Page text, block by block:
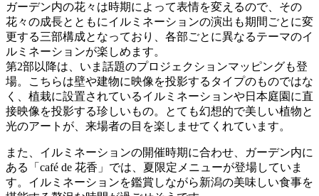
ガーデン内の花々は時期によって表情を変えるので、その
花々の成長とともにイルミネーションの演出も期間ごとに変
更する三部構成となっており、各部ごとに異なるテーマのイ
ルミネーションが楽しめます。
第2部以降は、いま話題のプロジェクションマッピングも登
場。こちらは壁や建物に映像を投影するタイプのものではな
く、植栽に設置されているイルミネーションや日本庭園に直
接映像を投影する珍しいもの。とても幻想的で美しい植物と
光のアートが、来場者の目を楽しませてくれています。
また、イルミネーションの開催時期に合わせ、ガーデン内に
ある「café de 花香」では、夏限定メニューが登場していま
す。イルミネーションを鑑賞しながら新潟の美味しい食事を